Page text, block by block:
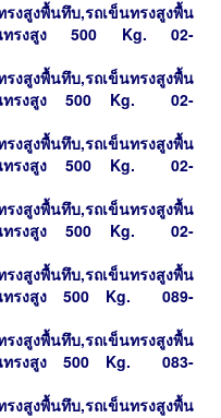
สูงพื้นทึบ,รถเข็นทรงสูงพื้น
เข็นทรงสูง 500 Kg. 02-
งสูงพื้นทึบ,รถเข็นทรงสูงพื้น
เข็นทรงสูง 500 Kg. 02-
งสูงพื้นทึบ,รถเข็นทรงสูงพื้น
นทรงสูง 500 Kg.
02-
งสูงพื้นทึบ,รถเข็นทรงสูงพื้น
นทรงสูง 500 Kg.
02-
งสูงพื้นทึบ,รถเข็นทรงสูงพื้น
นทรงสูง 500 Kg.
089-
งสูงพื้นทึบ,รถเข็นทรงสูงพื้น
ข็นทรงสูง 500 Kg. 083-
งสูงพื้นทึบ,รถเข็นทรงสูงพื้น